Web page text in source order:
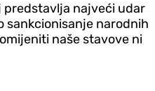
predstavlja najveći udar
sankcionisanje narodnih
naše stavove ni